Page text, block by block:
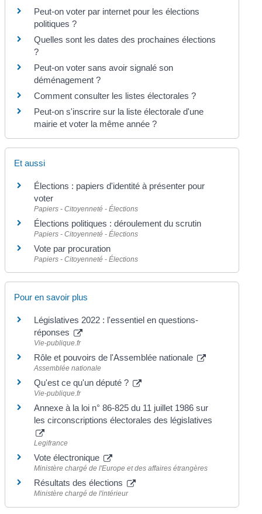
Peut-on voter par internet pour les élections
politiques ?
Quelles sont les dates des prochaines élections
?
Peut-on voter sans avoir signalé son
déménagement ?
Comment consulter les listes électorales ?
Peut-on s'inscrire sur la liste électorale d'une
mairie et voter la même année ?
Et aussi
Élections : papiers d'identité à présenter pour
voter
Papiers - Citoyenneté - Élections
Élections politiques : déroulement du scrutin
Papiers - Citoyenneté - Élections
Vote par procuration
Papiers - Citoyenneté - Élections
Pour en savoir plus
Législatives 2022 : l'essentiel en questions-
réponses
Vie-publique.fr
Rôle et pouvoirs de l'Assemblée nationale
Assemblée nationale
Qu'est ce qu'un député ?
Vie-publique.fr
Annexe à la loi n° 86-825 du 11 juillet 1986 sur
les circonscriptions électorales des législatives
Legifrance
Vote électronique
Ministère chargé de l'Europe et des affaires étrangères
Résultats des élections
Ministère chargé de l'intérieur